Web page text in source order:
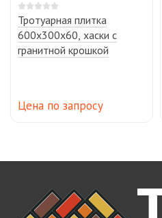
Тротуарная плитка
600х300х60, хаски с
гранитной крошкой
Цена по запросу